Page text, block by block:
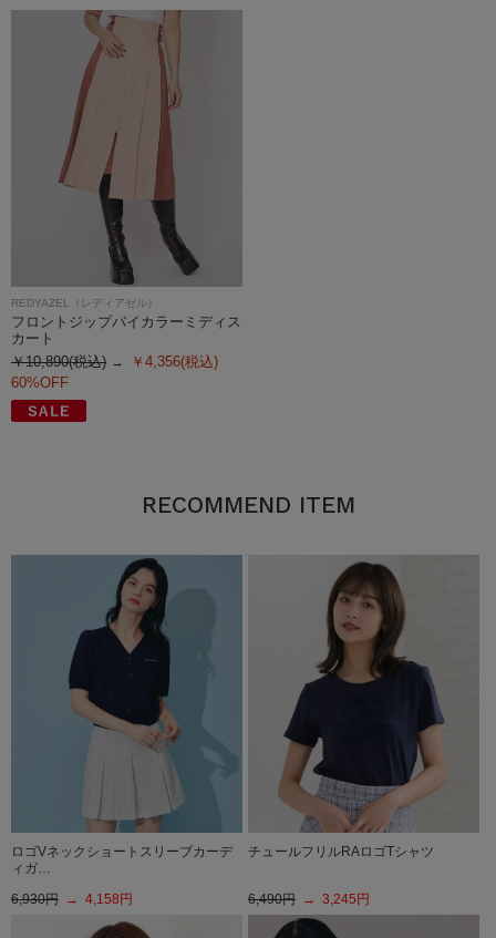
REDYAZEL（レディアゼル）
フロントジップバイカラーミディス
カート
￥10,890(税込)
￥4,356(税込)
60%OFF
RECOMMEND ITEM
ロゴVネックショートスリーブカーデ
ィガ…
6,930円 → 4,158円
チュールフリルRAロゴTシャツ
6,490円 → 3,245円